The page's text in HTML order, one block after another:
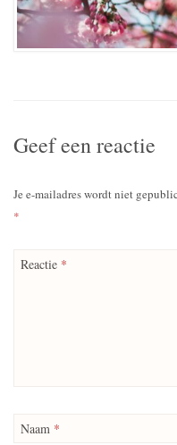
Geef een reactie
Je e-mailadres wordt niet
*
Reactie *
Naam *